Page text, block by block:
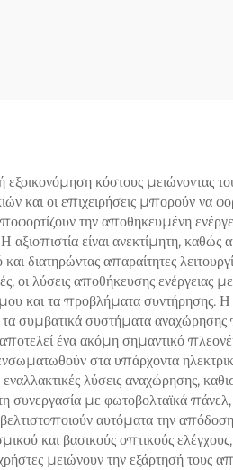
κόστους μειώνοντας
και οι επιχειρήσεις μπορούν
την αποθηκευμένη
είναι ανεκτίμητη,
διατηρώντας απαραίτητες
λύσεις αποθήκευσης ενέργειας
και τα προβλήματα συντήρησης.
συμβατικά συστήματα
ένα ακόμη σημαντικό
στα υπάρχοντα
λύσεις αναχώρησης,
συνεργασία με φωτοβολταϊκά
αυτόματα την
και βασικούς οπτικούς ελέγχους,
μειώνουν την εξάρτησή